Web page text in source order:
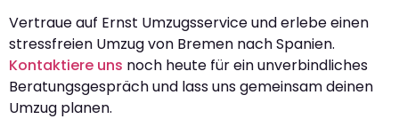
Vertraue auf Ernst Umzugsservice und erlebe einen
stressfreien Umzug von Bremen nach Spanien.
Kontaktiere uns noch heute für ein unverbindliches
Beratungsgespräch und lass uns gemeinsam deinen
Umzug planen.